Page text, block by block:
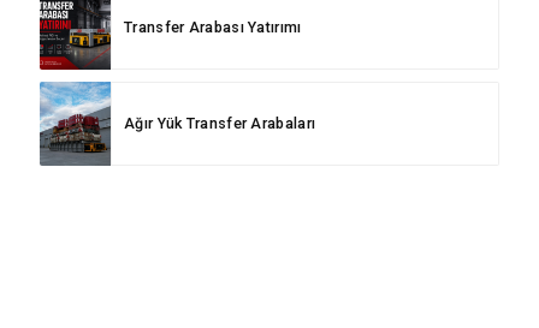
Transfer Arabası Yatırımı
Ağır Yük Transfer Arabaları